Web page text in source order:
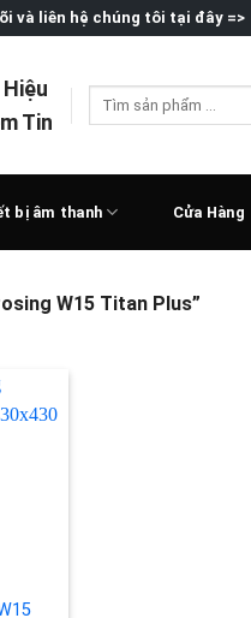
và liên hệ chúng tôi tại đây =>
Tin
Tìm
bị âm thanh Cửa Hàng
W15 Titan Plus”